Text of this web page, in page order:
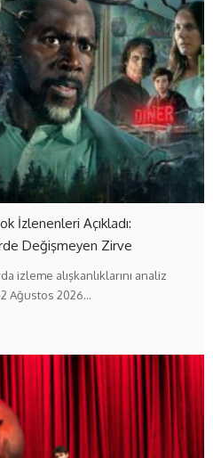
İzlenenleri Açıkladı:
Değişmeyen Zirve
izleme alışkanlıklarını analiz
Ağustos 2026…